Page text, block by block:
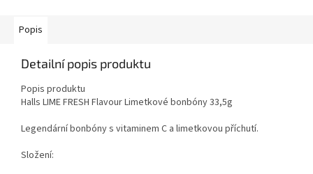
Popis
Detailní popis produktu
Popis produktu
Halls LIME FRESH Flavour Limetkové bonbóny 33,5g
Legendární bonbóny s vitaminem C a limetkovou příchutí.
Složení: